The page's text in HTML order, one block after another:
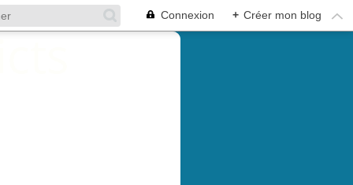
Connexion + Créer mon blog